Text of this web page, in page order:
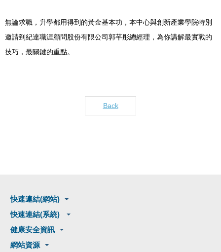
無論求職，升學都用得到的黃金基本功，本中心與創新產業學院特別
邀請到紀達職涯顧問股份有限公司郭芊彤總經理，為你講解最實戰的
技巧，最關鍵的重點。
Back
快速連結(網站)
快速連結(系統)
健康安全資訊
網站資源